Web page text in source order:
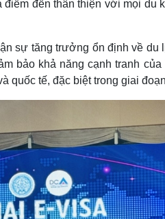
đến thân thiện với mọi du
​​sự tăng trưởng ổn định về
bảo khả năng cạnh tranh
quốc tế, đặc biệt trong giai